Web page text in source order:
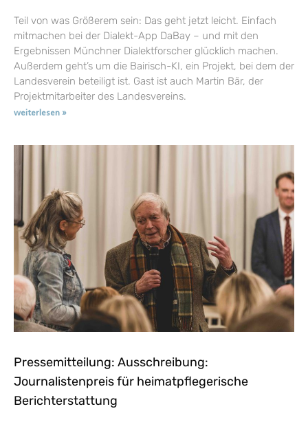
Teil von was Größerem sein: Das geht jetzt leicht. Einfach
mitmachen bei der Dialekt-App DaBay – und mit den
Ergebnissen Münchner Dialektforscher glücklich machen.
Außerdem geht’s um die Bairisch-KI, ein Projekt, bei dem der
Landesverein beteiligt ist. Gast ist auch Martin Bär, der
Projektmitarbeiter des Landesvereins.
weiterlesen »
Pressemitteilung: Ausschreibung:
Journalistenpreis für heimatpflegerische
Berichterstattung